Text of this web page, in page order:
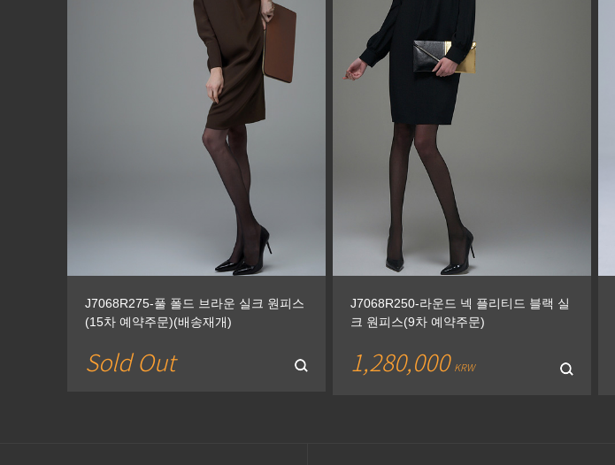
J7068R275-풀 폴드 브라운 실크 원피스
(15차 예약주문)(배송재개)
Sold Out
J7068R250-라운드 넥 플리티드 블랙 실
크 원피스(9차 예약주문)
1,280,000 KRW